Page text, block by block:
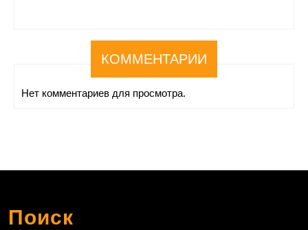
КОММЕНТАРИИ
Нет комментариев для просмотра.
Поиск